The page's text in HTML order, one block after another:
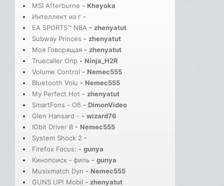
MSI Afterburne - Kheyoka
Интеллект из г -
EA SPORTS™ NBA - zhenyatut
Subway Princes - zhenyatut
Моя Говорящая - zhenyatut
Truecaller Опр - Ninja_H2R
Volume Control - Nemec555
Bluetooth Volu - Nemec555
My Perfect Hot - zhenyatut
SmartFons - Об - DimonVideo
Glen Hansard - - wizard76
IObit Driver B - Nemec555
System Shock 2 -
Firefox Focus: - gunya
Кинопоиск－филь - gunya
Musixmatch Dyn - Nemec555
GUNS UP! Mobil - zhenyatut